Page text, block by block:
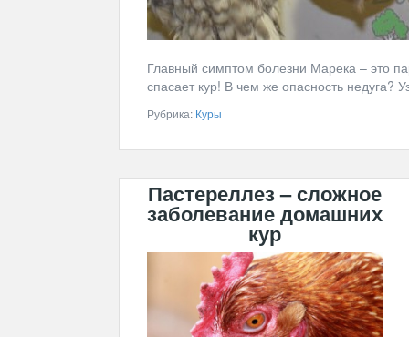
Главный симптом болезни Марека – это
спасает кур! В чем же опасность недуга?
Рубрика: Куры
Пастереллез – сложное
заболевание домашних
кур